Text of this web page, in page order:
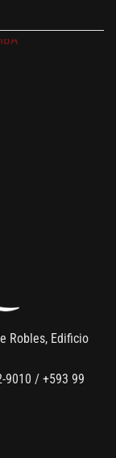
Robles, Edificio
9010 / +593 99